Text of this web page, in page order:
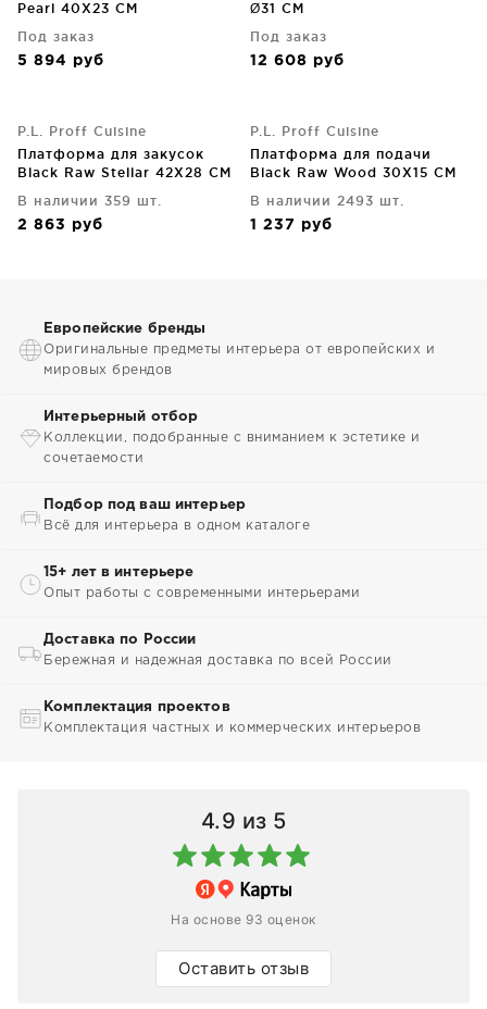
Pearl 40X23 CM
Под заказ
5 894 руб
Ø31 CM
Под заказ
12 608 руб
P.L. Proff Cuisine
Платформа для закусок
Black Raw Stellar 42X28 CM
В наличии 359 шт.
2 863 руб
P.L. Proff Cuisine
Платформа для подачи
Black Raw Wood 30X15 CM
В наличии 2493 шт.
1 237 руб
Европейские бренды
Оригинальные предметы интерьера от европейских и
мировых брендов
Интерьерный отбор
Коллекции, подобранные с вниманием к эстетике и
сочетаемости
Подбор под ваш интерьер
Всё для интерьера в одном каталоге
15+ лет в интерьере
Опыт работы с современными интерьерами
Доставка по России
Бережная и надежная доставка по всей России
Комплектация проектов
Комплектация частных и коммерческих интерьеров
4.9 из 5
На основе 93 оценок
Оставить отзыв